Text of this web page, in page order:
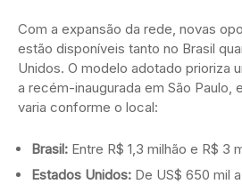
Com a expansão da rede, novas
estão disponíveis tanto no Brasil
Unidos. O modelo adotado prioriza
a recém-inaugurada em São Paulo,
varia conforme o local:
Brasil: Entre R$ 1,3 milhão e R$ 3
Estados Unidos: De US$ 650 mil